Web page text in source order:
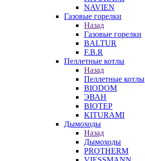
NAVIEN
Газовые горелки
Назад
Газовые горелки
BALTUR
F.B.R
Пеллетные котлы
Назад
Пеллетные котлы
BIODOM
ЭВАН
BIOTEP
KITURAMI
Дымоходы
Назад
Дымоходы
PROTHERM